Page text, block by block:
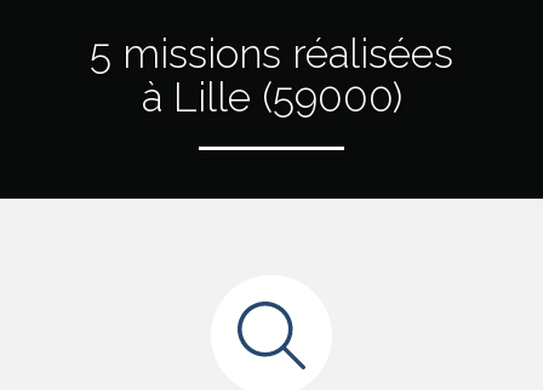
5 missions réalisées
à Lille (59000)